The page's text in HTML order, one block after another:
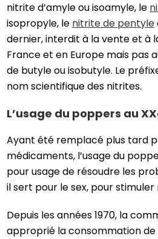
nitrite d’amyle ou isoamyle, le
isopropyle, le nitrite de pentyle
dernier, interdit à la vente et à
France et en Europe mais pas
de butyle ou isobutyle. Le
nom scientifique des nitrites.
L’usage du poppers au
Ayant été remplacé plus tard
médicaments, l’usage du
pour usage de résoudre les
il sert pour le sex, pour stimuler
Depuis les années 1970, la
approprié la consommation de